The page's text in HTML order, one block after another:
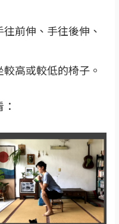
前伸、手往後伸、
高或較低的椅子。